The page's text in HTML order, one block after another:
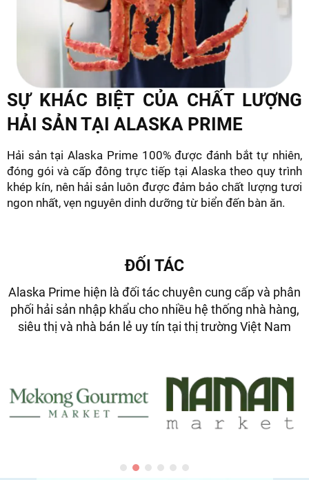
SỰ KHÁC BIỆT CỦA CHẤT LƯỢNG
HẢI SẢN TẠI ALASKA PRIME
Hải sản tại Alaska Prime 100% được đánh bắt tự nhiên,
đóng gói và cấp đông trực tiếp tại Alaska theo quy trình
khép kín, nên hải sản luôn được đảm bảo chất lượng tươi
ngon nhất, vẹn nguyên dinh dưỡng từ biển đến bàn ăn.
ĐỐI TÁC
Alaska Prime hiện là đối tác chuyên cung cấp và phân
phối hải sản nhập khẩu cho nhiều hệ thống nhà hàng,
siêu thị và nhà bán lẻ uy tín tại thị trường Việt Nam